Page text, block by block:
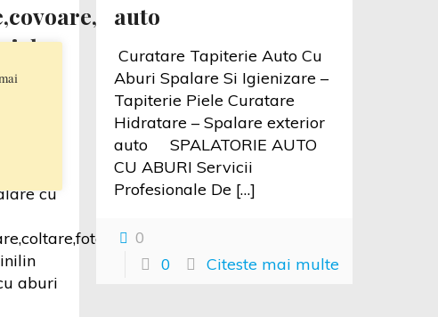
cu
aburi
auto
Curatare Tapiterie Auto Cu
Aburi Spalare Si Igienizare –
Tapiterie Piele Curatare
Hidratare – Spalare exterior
auto SPALATORIE AUTO
CU ABURI Servicii
Profesionale De[…]
0
0
Citeste mai multe